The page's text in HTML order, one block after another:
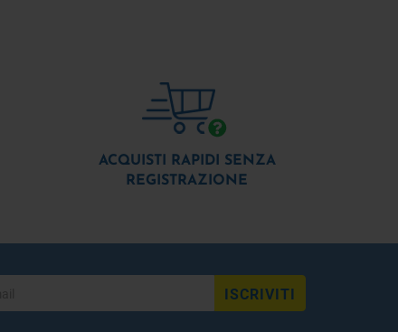
ACQUISTI RAPIDI SENZA
REGISTRAZIONE
ISCRIVITI